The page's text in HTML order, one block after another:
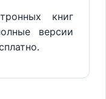
книг
версии